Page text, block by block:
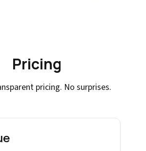
Pricing
pricing. No surprises.